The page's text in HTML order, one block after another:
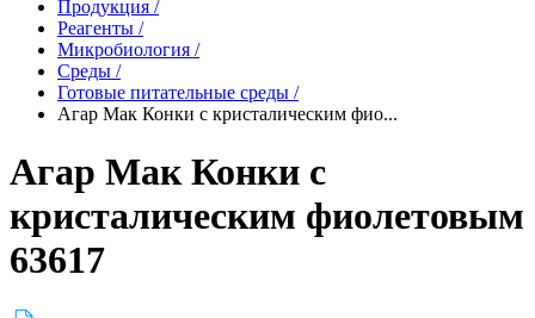
Продукция /
Реагенты /
Микробиология /
Среды /
Готовые питательные среды /
Агар Мак Конки с кристалическим фио...
Агар Мак Конки с
кристалическим фиолетовым
63617